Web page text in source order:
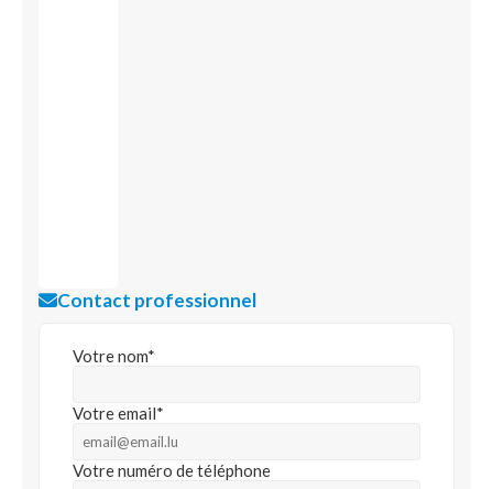
Contact professionnel
Votre nom*
Votre email*
Votre numéro de téléphone